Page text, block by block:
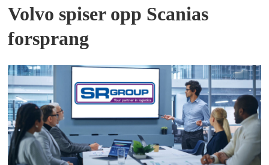
Volvo spiser opp Scanias
forsprang